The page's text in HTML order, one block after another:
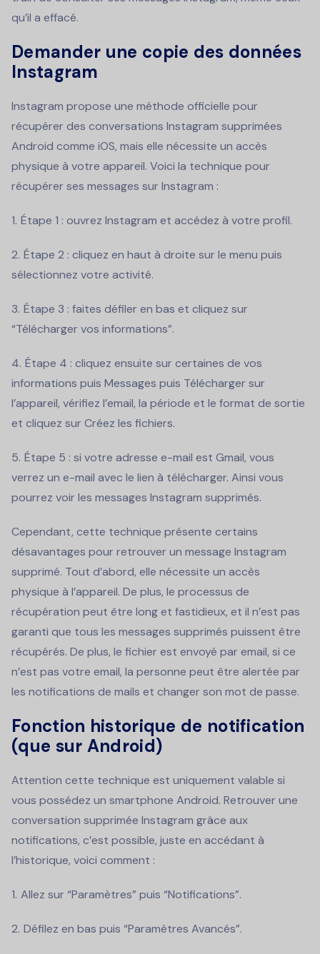
qu’il a effacé.
Demander une copie des données
Instagram
Instagram propose une méthode officielle pour
récupérer des conversations Instagram supprimées
Android comme iOS, mais elle nécessite un accès
physique à votre appareil. Voici la technique pour
récupérer ses messages sur Instagram :
Étape 1 : ouvrez Instagram et accédez à votre profil.
Étape 2 : cliquez en haut à droite sur le menu puis
sélectionnez votre activité.
Étape 3 : faites défiler en bas et cliquez sur
“Télécharger vos informations”.
Étape 4 : cliquez ensuite sur certaines de vos
informations puis Messages puis Télécharger sur
l’appareil, vérifiez l’email, la période et le format de sortie
et cliquez sur Créez les fichiers.
Étape 5 : si votre adresse e-mail est Gmail, vous
verrez un e-mail avec le lien à télécharger. Ainsi vous
pourrez voir les messages Instagram supprimés.
Cependant, cette technique présente certains
désavantages pour retrouver un message Instagram
supprimé. Tout d’abord, elle nécessite un accès
physique à l’appareil. De plus, le processus de
récupération peut être long et fastidieux, et il n’est pas
garanti que tous les messages supprimés puissent être
récupérés. De plus, le fichier est envoyé par email, si ce
n’est pas votre email, la personne peut être alertée par
les notifications de mails et changer son mot de passe.
Fonction historique de notification
(que sur Android)
Attention cette technique est uniquement valable si
vous possédez un smartphone Android. Retrouver une
conversation supprimée Instagram grâce aux
notifications, c’est possible, juste en accédant à
l’historique, voici comment :
Allez sur “Paramètres” puis “Notifications”.
Défilez en bas puis “Paramètres Avancés”.